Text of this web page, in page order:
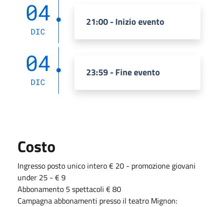
04
DIC
21:00 - Inizio evento
04
DIC
23:59 - Fine evento
Costo
Ingresso posto unico intero € 20 - promozione giovani
under 25 - € 9
Abbonamento 5 spettacoli € 80
Campagna abbonamenti presso il teatro Mignon: